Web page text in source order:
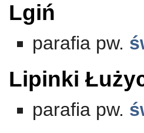
Lgiń
parafia pw.
Lipinki
parafia pw.